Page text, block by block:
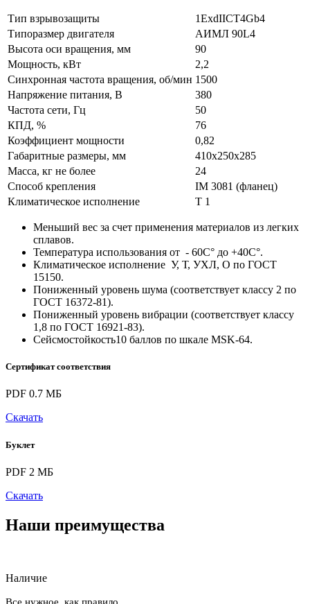
Тип взрывозащиты
1ExdIICT4Gb4
Типоразмер двигателя
АИМЛ 90L4
Высота оси вращения, мм
90
Мощность, кВт
2,2
Синхронная частота вращения, об/мин 1500
Напряжение питания, В
380
Частота сети, Гц
50
КПД, %
76
Коэффициент мощности
0,82
Габаритные размеры, мм
410х250х285
Масса, кг не более
24
Способ крепления
IM 3081 (фланец)
Климатическое исполнение
Т 1
Меньший вес за счет применения материалов из легких
сплавов.
Температура использования от - 60С° до +40С°.
Климатическое исполнение У, Т, УХЛ, О по ГОСТ
15150.
Пониженный уровень шума (соответствует классу 2 по
ГОСТ 16372-81).
Пониженный уровень вибрации (соответствует классу
1,8 по ГОСТ 16921-83).
Сейсмостойкость10 баллов по шкале MSK-64.
Сертификат соответствия
PDF 0.7 МБ
Скачать
Буклет
PDF 2 МБ
Скачать
Наши преимущества
Наличие
Все нужное, как правило,